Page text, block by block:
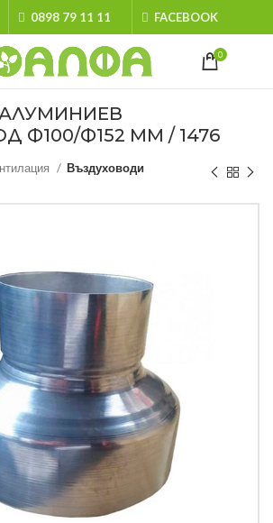
0898 79 11 11 FACEBOOK
0
Ф100/Ф152 MM / 1476
Въздуховоди